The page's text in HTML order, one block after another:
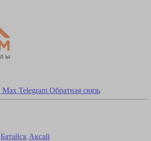
Max Telegram Обратная связь
Батайск Аксай